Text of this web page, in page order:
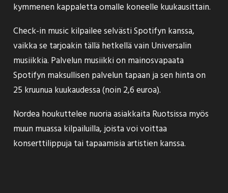
kymmenen kappaletta omalle koneelle kuukausittain.
Check-in music kilpailee selvästi Spotifyn kanssa,
vaikka se tarjoakin tällä hetkellä vain Universalin
musiikkia. Palvelun musiikki on mainosvapaata
Spotifyn maksullisen palvelun tapaan ja sen hinta on
25 kruunua kuukaudessa (noin 2,6 euroa).
Nordea houkuttelee nuoria asiakkaita Ruotsissa myös
muun muassa kilpailuilla, joista voi voittaa
konserttilippuja tai tapaamisia artistien kanssa.